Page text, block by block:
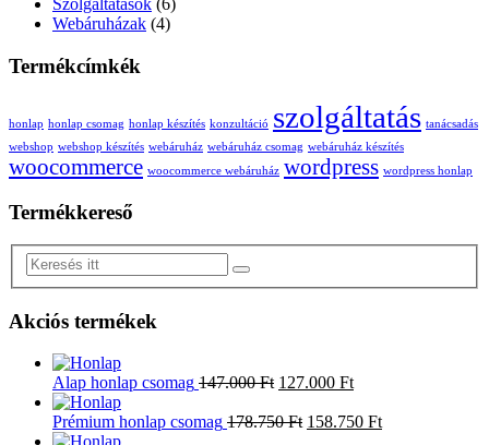
Szolgáltatások (6)
Webáruházak (4)
Termékcímkék
honlap honlap csomag honlap készítés konzultáció szolgáltatás tanácsadás
webshop webshop készítés webáruház webáruház csomag webáruház készítés
woocommerce woocommerce webáruház wordpress wordpress honlap
Termékkereső
Akciós termékek
Alap honlap csomag 147.000Ft 127.000 Ft
Prémium honlap csomag 178.750Ft 158.750 Ft